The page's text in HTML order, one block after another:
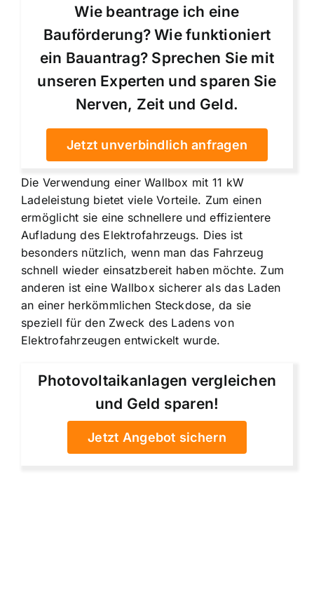
Wie beantrage ich eine
Bauförderung? Wie funktioniert
ein Bauantrag? Sprechen Sie mit
unseren Experten und sparen Sie
Nerven, Zeit und Geld.
Jetzt unverbindlich anfragen
Die Verwendung einer Wallbox mit 11 kW
Ladeleistung bietet viele Vorteile. Zum einen
ermöglicht sie eine schnellere und effizientere
Aufladung des Elektrofahrzeugs. Dies ist
besonders nützlich, wenn man das Fahrzeug
schnell wieder einsatzbereit haben möchte. Zum
anderen ist eine Wallbox sicherer als das Laden
an einer herkömmlichen Steckdose, da sie
speziell für den Zweck des Ladens von
Elektrofahrzeugen entwickelt wurde.
Photovoltaikanlagen vergleichen
und Geld sparen!
Jetzt Angebot sichern